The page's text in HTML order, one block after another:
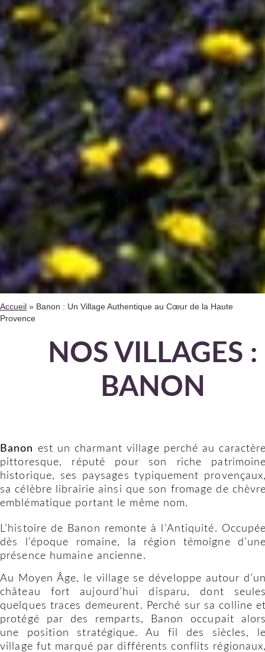
Accueil » Banon : Un Village Authentique au Cœur de la Haute
Provence
NOS VILLAGES :
BANON
Banon
est un charmant village perché au
pittoresque, réputé pour son riche
historique, ses paysages typiquement
sa célèbre librairie ainsi que son fromage de
emblématique portant le même nom.
L’histoire de Banon remonte à l’Antiquité.
dès l’époque romaine, la région témoigne
présence humaine ancienne.
Au Moyen Âge, le village se développe autour
château fort aujourd’hui disparu, dont
quelques traces demeurent. Perché sur sa colline
protégé par des remparts, Banon occupait
une position stratégique. Au fil des siècles,
village fut marqué par différents conflits